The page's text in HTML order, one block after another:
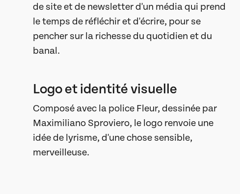
de site et de newsletter d'un média qui prend
le temps de réfléchir et d'écrire, pour se
pencher sur la richesse du quotidien et du
banal.
Logo et identité visuelle
Composé avec la police Fleur, dessinée par
Maximiliano Sproviero, le logo renvoie une
idée de lyrisme, d'une chose sensible,
merveilleuse.